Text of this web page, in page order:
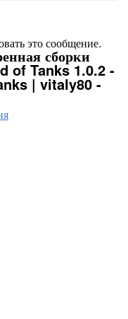
это сообщение.
сборки
of Tanks 1.0.2 -
| vitaly80 -